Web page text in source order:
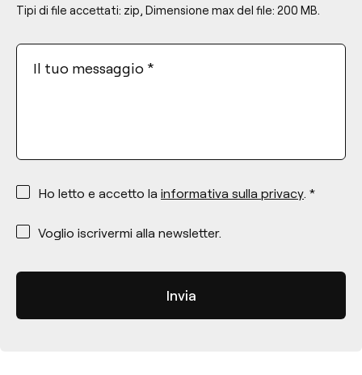
Tipi di file accettati: zip, Dimensione max del file: 200 MB.
Il tuo messaggio *
*
Ho letto e accetto la informativa sulla privacy. *
*
Voglio iscrivermi alla newsletter.